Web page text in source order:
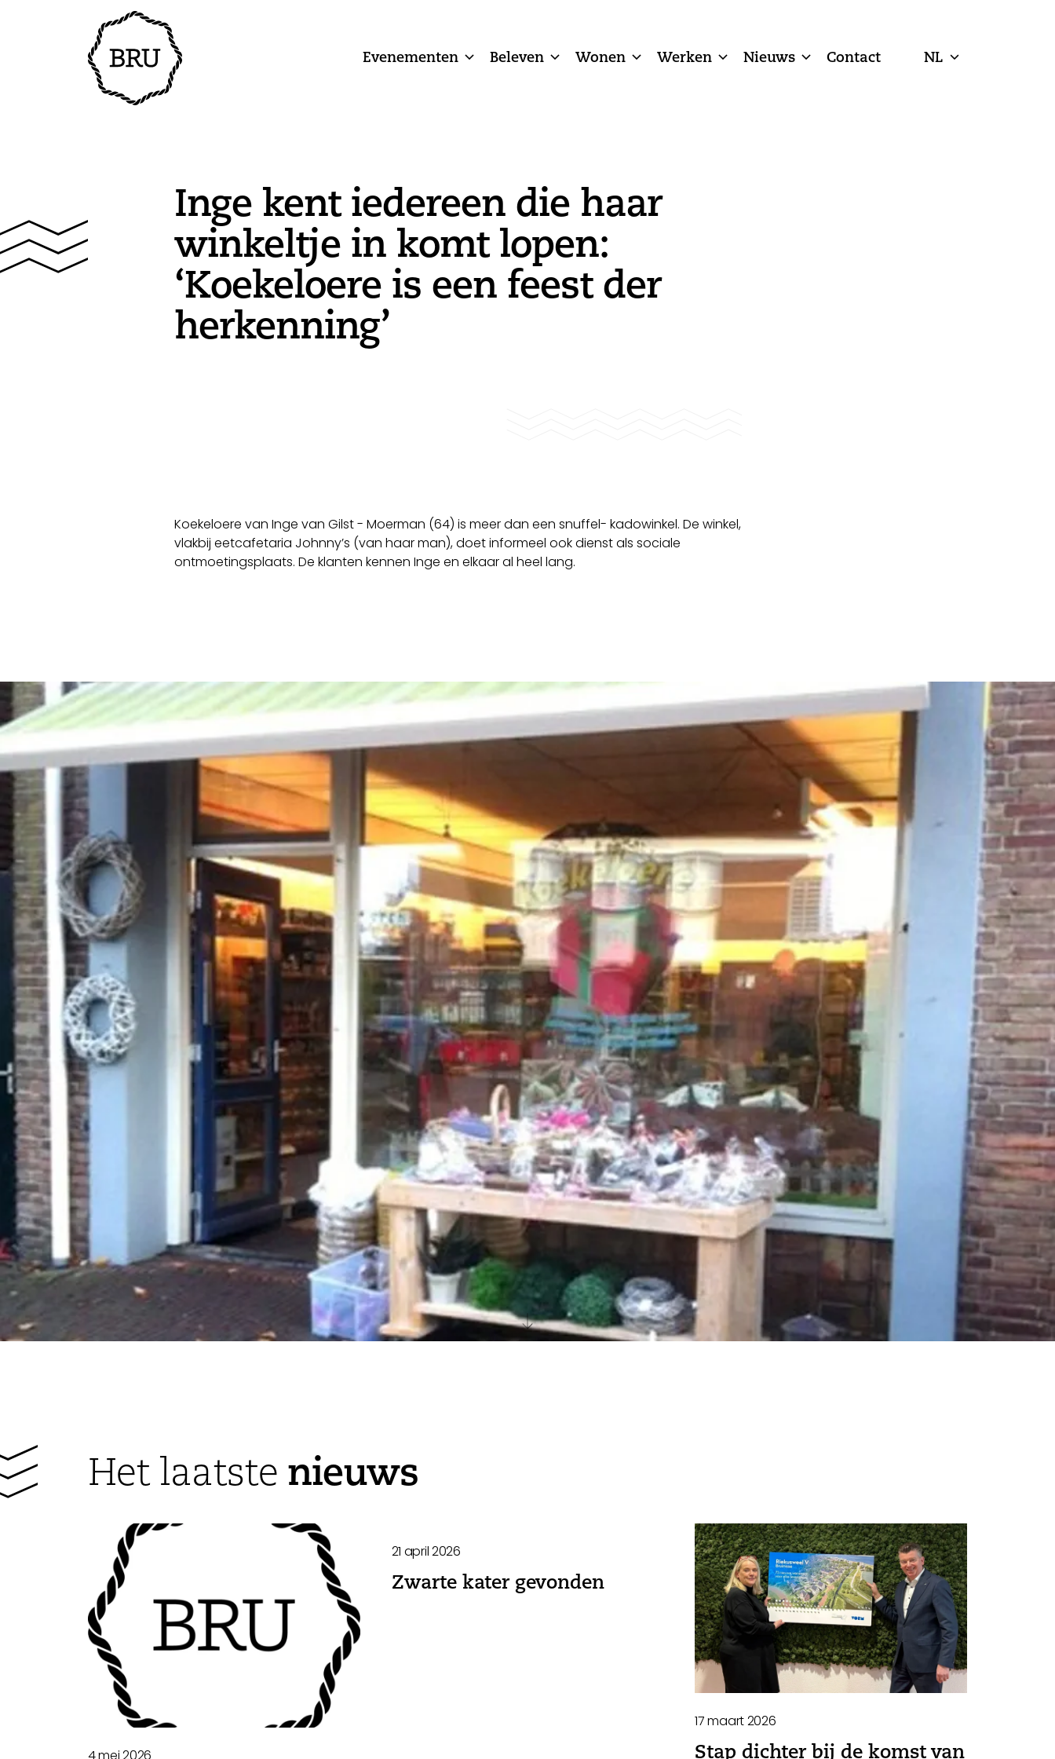
Evenementen Beleven Wonen Werken Nieuws Contact NL
Inge kent iedereen die haar
winkeltje in komt lopen:
‘Koekeloere is een feest der
herkenning’
Koekeloere van Inge van Gilst - Moerman (64) is meer dan een snuffel- kadowinkel. De winkel,
vlakbij eetcafetaria Johnny’s (van haar man), doet informeel ook dienst als sociale
ontmoetingsplaats. De klanten kennen Inge en elkaar al heel lang.
Het laatste nieuws
21 april 2026
Zwarte kater gevonden
17 maart 2026
Stap dichter bij de komst van